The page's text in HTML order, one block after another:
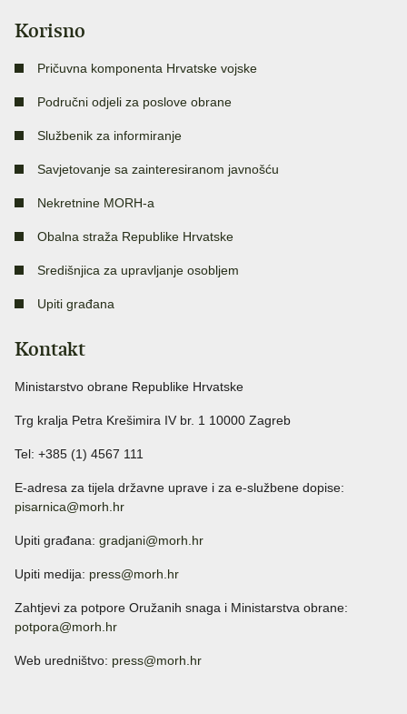
Korisno
Pričuvna komponenta Hrvatske vojske
Područni odjeli za poslove obrane
Službenik za informiranje
Savjetovanje sa zainteresiranom javnošću
Nekretnine MORH-a
Obalna straža Republike Hrvatske
Središnjica za upravljanje osobljem
Upiti građana
Kontakt
Ministarstvo obrane Republike Hrvatske
Trg kralja Petra Krešimira IV br. 1 10000 Zagreb
Tel: +385 (1) 4567 111
E-adresa za tijela državne uprave i za e-službene dopise:
pisarnica@morh.hr
Upiti građana: gradjani@morh.hr
Upiti medija: press@morh.hr
Zahtjevi za potpore Oružanih snaga i Ministarstva obrane:
potpora@morh.hr
Web uredništvo: press@morh.hr